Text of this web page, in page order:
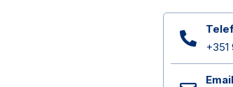
+351
Email